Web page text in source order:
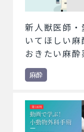
新人獣医師
いてほしい
おきたい麻酔
麻酔